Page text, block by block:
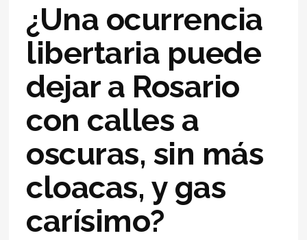
¿Una ocurrencia
libertaria puede
dejar a Rosario
con calles a
oscuras, sin más
cloacas, y gas
carísimo?